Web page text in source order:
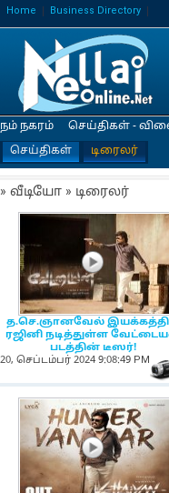
Home Business Directory
நம் நகரம் செய்திகள் -
செய்திகள்
டிரைலர்
» வீடியோ » டிரைலர்
த.செ.ஞானவேல்
ரஜினி நடித்துள்ள
படத்தின் டீஸர்!
20, செப்டம்பர் 2024 9:08:49 PM